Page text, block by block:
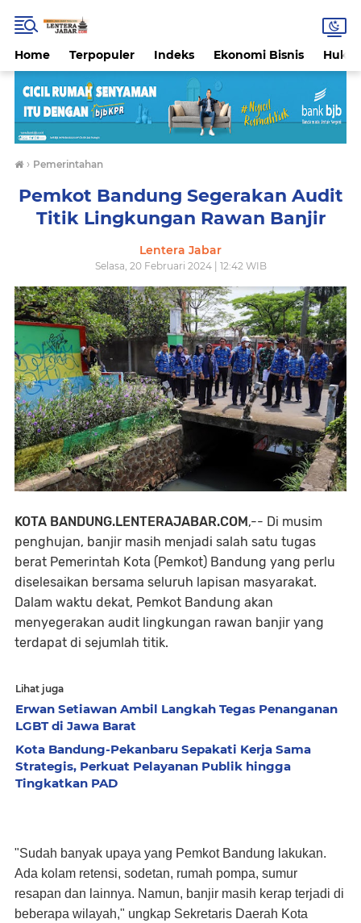
Home Terpopuler Indeks Ekonomi Bisnis
› Pemerintahan
Pemkot Bandung Segerakan Audit
Titik Lingkungan Rawan Banjir
Lentera Jabar
Selasa, 20 Februari 2024 | 12:42 WIB
KOTA BANDUNG.LENTERAJABAR.COM ,-- Di musim
penghujan, banjir masih menjadi salah satu tugas
berat Pemerintah Kota (Pemkot) Bandung yang perlu
diselesaikan bersama seluruh lapisan masyarakat.
Dalam waktu dekat, Pemkot Bandung akan
menyegerakan audit lingkungan rawan banjir yang
terdapat di sejumlah titik.
Lihat juga
Erwan Setiawan Ambil Langkah Tegas Penanganan
LGBT di Jawa Barat
Kota Bandung-Pekanbaru Sepakati Kerja Sama
Strategis, Perkuat Pelayanan Publik hingga
Tingkatkan PAD
"Sudah banyak upaya yang Pemkot Bandung lakukan.
Ada kolam retensi, sodetan, rumah pompa, sumur
resapan dan lainnya. Namun, banjir masih kerap terjadi di
beberapa wilayah," ungkap Sekretaris Daerah Kota